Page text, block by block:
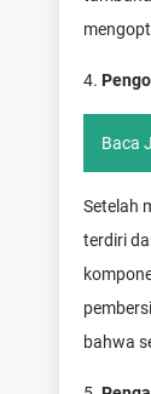
4.
Baca
Setelah
terdiri
bahwa